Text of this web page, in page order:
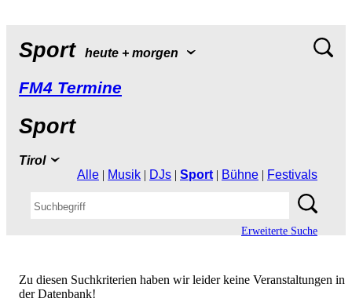
Sport heute+morgen
FM4Termine
Sport
Tirol
Alle | Musik | DJs | Sport | Bühne | Festivals
ErweiterteSuche
ZudiesenSuchkriterienhabenwirleiderkeineVeranstaltungenin
derDatenbank!